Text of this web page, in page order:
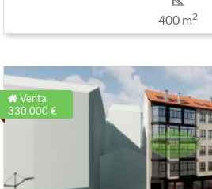
400 m2
Venta
330.000 €